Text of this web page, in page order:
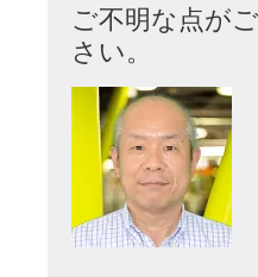
ご不明な点が
さい。